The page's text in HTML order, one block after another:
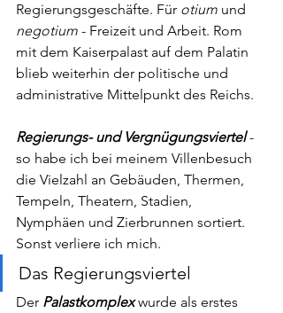
Regierungsgeschäfte. Für otium und
negotium - Freizeit und Arbeit. Rom
mit dem Kaiserpalast auf dem Palatin
blieb weiterhin der politische und
administrative Mittelpunkt des Reichs.
Regierungs- und Vergnügungsviertel -
so habe ich bei meinem Villenbesuch
die Vielzahl an Gebäuden, Thermen,
Tempeln, Theatern, Stadien,
Nymphäen und Zierbrunnen sortiert.
Sonst verliere ich mich.
Das Regierungsviertel
Der Palastkomplex wurde als erstes